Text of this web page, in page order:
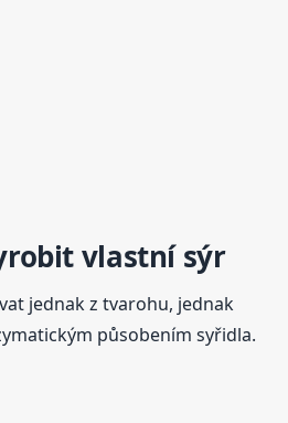
vlastní sýr
jednak z tvarohu, jednak
působením syřidla.